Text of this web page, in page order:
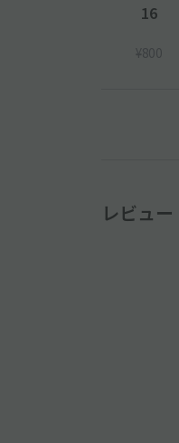
16
¥800
レビュー